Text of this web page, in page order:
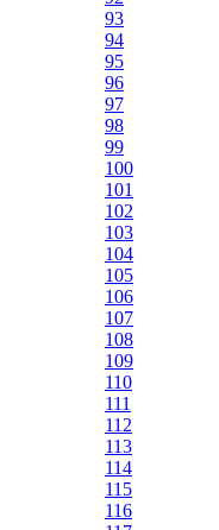
93
94
95
96
97
98
99
100
101
102
103
104
105
106
107
108
109
110
111
112
113
114
115
116